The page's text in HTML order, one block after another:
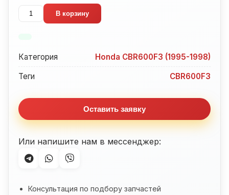
Количество
товара
боковой
с
Honda
CBR600F3
В корзину
Категория
Honda CBR600F3 (1995-1998)
Теги
CBR600F3
Оставить заявку
Или напишите нам в мессенджер:
Консультация по подбору запчастей